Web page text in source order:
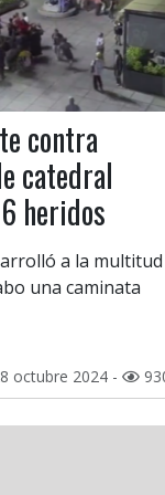
contra
catedral
heridos
a la multitud
una caminata
octubre 2024 -